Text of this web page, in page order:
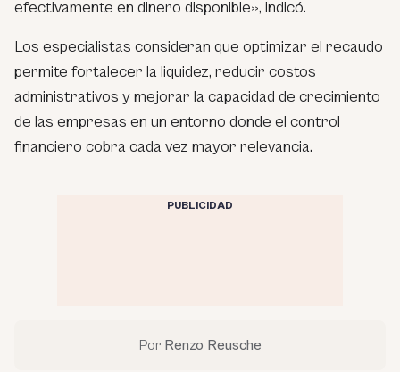
efectivamente en dinero disponible», indicó.
Los especialistas consideran que optimizar el recaudo
permite fortalecer la liquidez, reducir costos
administrativos y mejorar la capacidad de crecimiento
de las empresas en un entorno donde el control
financiero cobra cada vez mayor relevancia.
PUBLICIDAD
Por Renzo Reusche